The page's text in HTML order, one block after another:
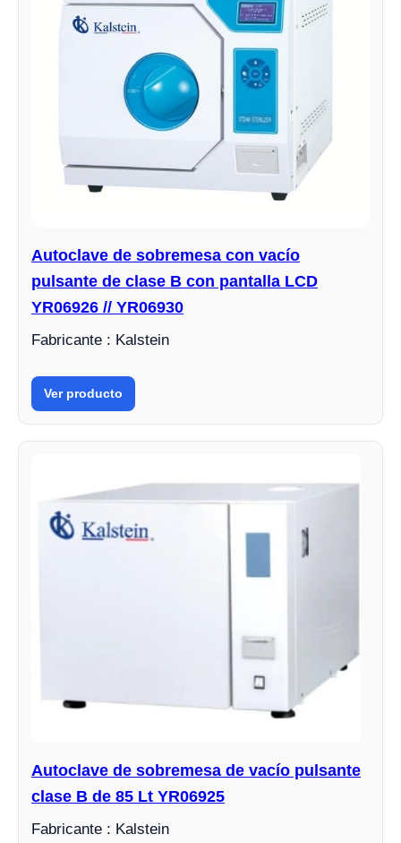
Autoclave de sobremesa con vacío
pulsante de clase B con pantalla LCD
YR06926 // YR06930
Fabricante : Kalstein
Ver producto
Autoclave de sobremesa de vacío pulsante
clase B de 85 Lt YR06925
Fabricante : Kalstein